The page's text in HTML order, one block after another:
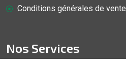
Conditions générales de vente
Nos Services